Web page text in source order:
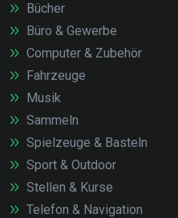
Bücher
Büro & Gewerbe
Computer & Zubehör
Fahrzeuge
Musik
Sammeln
Spielzeuge & Basteln
Sport & Outdoor
Stellen & Kurse
Telefon & Navigation